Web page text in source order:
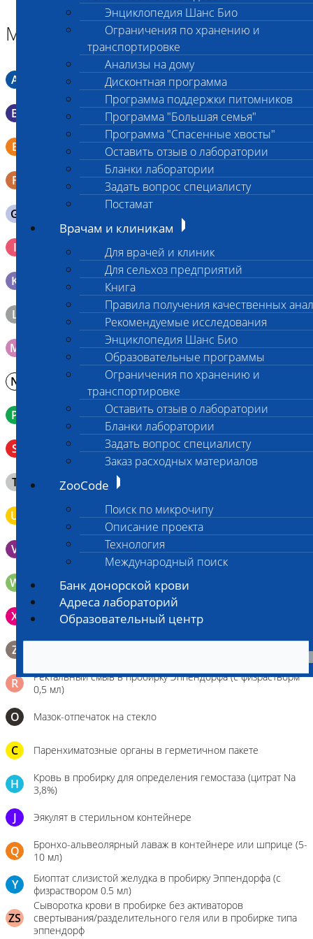
Энциклопедия Шанс Био
Ограничения по хранению и
транспортировке
Анализы на дому
Дисконтная программа
Программа поддержки питомников
Программа "Большая семья"
Программа "Спасенные хвосты"
Оставить отзыв о лаборатории
Бланки лаборатории
Задать вопрос специалисту
Постамат
Врачам и клиникам
Для врачей и клиник
Для сельхоз предприятий
Книга
Правила получения качественных
Рекомендуемые исследования
Энциклопедия Шанс Био
Образовательные программы
Ограничения по хранению и
транспортировке
Оставить отзыв о лаборатории
Бланки лаборатории
Задать вопрос специалисту
Заказ расходных материалов
ZooCode
Поиск по микрочипу
Описание проекта
Технология
Международный поиск
Банк донорской крови
Адреса лабораторий
Образовательный центр
Материал
A Мазок в пробирку со средой Кери-Блера
B Мазок в пробирку со средой Эймса (Стюарта)
E
Смывы со слизистых в пробирку Эппендорфа (с
физраствором 0.5 мл)
F Кал в контейнере с ложечкой
G
I
генетических исследований
K Образец тканей в контейнере с 10% раствором формалина
L Материал берется только в лаборатории!
M Мазок на стекло
N Молоко в контейнере 10-30 мл
P Кровь в пробирку с К3ЭДТА (К2ЭДТА)
S
Венозная кровь в пробирке с активатором свертывания
без разделительного геля
T
Клещ (не более 2 шт.), плотно закрытая сухая пробирка
типа Эппендорф
U Моча во флаконе 5 - 10 мл
V Выпоты и биологические жидкости в контейнере
W Волос (шерсть) в пробирке Эппендорфа
X
Зонд щеточка с буккальным эпителием с внутренней
поверхности щеки (эпителием слизистой оболочки щеки)
Z
Биопсийный эндоскопический материал в 10% растворе
R
Ректальный смыв в пробирку Эппендорфа (с физрастворм
0,5 мл)
О Мазок-отпечаток на стекло
C Паренхиматозные органы в герметичном пакете
H
Кровь в пробирку для определения гемостаза (цитрат Na
3,8%)
J Эякулят в стерильном контейнере
Q
Бронхо-альвеолярный лаваж в контейнере или шприце (5-
10 мл)
Y
Биоптат слизистой желудка в пробирку Эппендорфа (с
физраствором 0.5 мл)
ZS
Сыворотка крови в пробирке без активаторов
свертывания/разделительного геля или в пробирке типа
эппендорф